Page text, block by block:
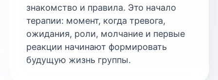
знакомство и правила. Это начало
терапии: момент, когда тревога,
ожидания, роли, молчание и первые
реакции начинают формировать
будущую жизнь группы.